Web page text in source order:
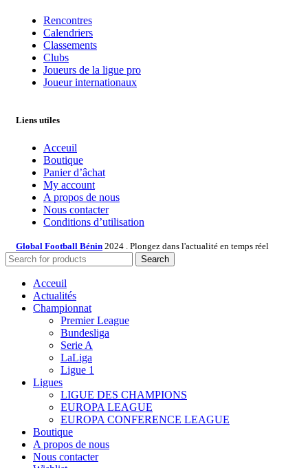
Rencontres
Calendriers
Classements
Clubs
Joueurs de la ligue pro
Joueur internationaux
Liens utiles
Acceuil
Boutique
Panier d’âchat
My account
A propos de nous
Nous contacter
Conditions d’utilisation
Global Football Bénin 2024 . Plongez dans l'actualité en temps réel
Search
Acceuil
Actualités
Championnat
Premier League
Bundesliga
Serie A
LaLiga
Ligue 1
Ligues
LIGUE DES CHAMPIONS
EUROPA LEAGUE
EUROPA CONFERENCE LEAGUE
Boutique
A propos de nous
Nous contacter